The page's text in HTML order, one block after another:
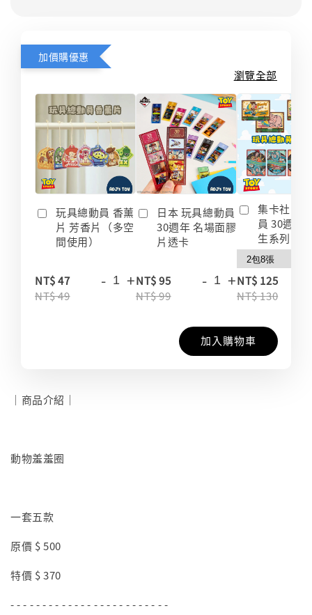
加價購優惠
瀏覽全部
玩具總動員 香薰
片 芳香片（多空
間使用）
NT$ 47
NT$ 49
- +
日本 玩具總動員
30週年 名場面膠
片透卡
NT$ 95
NT$ 99
- +
集卡社 玩
員 30週年
生系列 收
NT$ 125
NT$ 130
加入購物車
｜商品介紹｜
動物羞羞圈
一套五款
原價 $ 500
特價 $ 370
- - - - - - - - - - - - - - - - - - - - - - - - -